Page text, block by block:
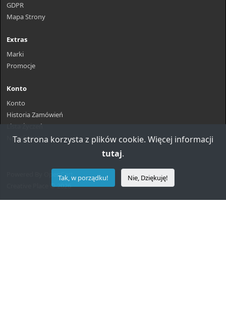
GDPR
Mapa Strony
Extras
Marki
Promocje
Konto
Konto
Historia Zamówień
Lista Życzeń
Newsletter
OpenCart
Creative Place © 2026
Ta strona korzysta z plików cookie. Więcej informacji
tutaj.
Tak, w porządku! Nie, Dziękuję!